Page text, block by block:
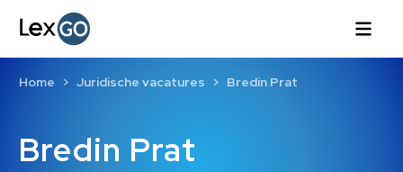
Bredin Prat
Home Juridische vacatures Bredin Prat